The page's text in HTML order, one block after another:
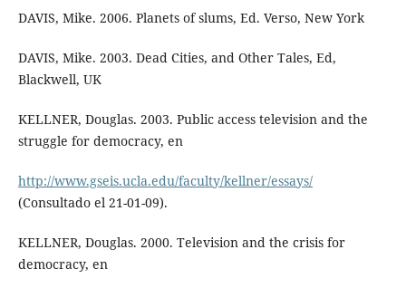
DAVIS, Mike. 2006. Planets of slums, Ed. Verso, New York
DAVIS, Mike. 2003. Dead Cities, and Other Tales, Ed,
Blackwell, UK
KELLNER, Douglas. 2003. Public access television and the
struggle for democracy, en
http://www.gseis.ucla.edu/faculty/kellner/essays/
(Consultado el 21-01-09).
KELLNER, Douglas. 2000. Television and the crisis for
democracy, en